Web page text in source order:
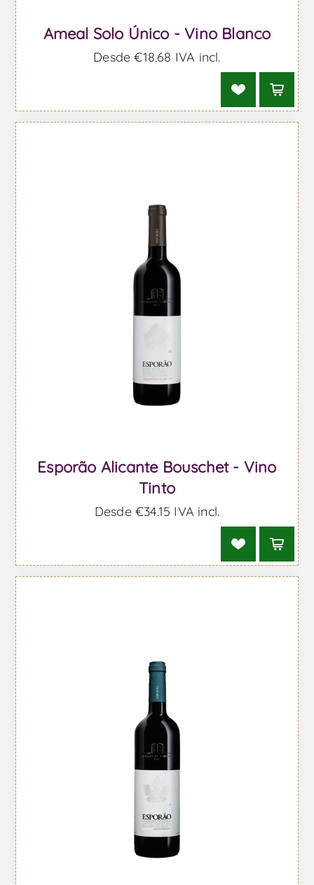
Ameal Solo Único - Vino Blanco
Desde €18,68 IVA incl.
Esporão Alicante Bouschet - Vino
Tinto
Desde €34,15 IVA incl.